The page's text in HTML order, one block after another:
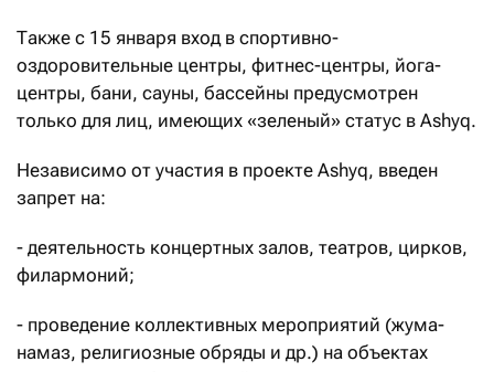
Также с 15 января вход в спортивно-
оздоровительные центры, фитнес-центры, йога-
центры, бани, сауны, бассейны предусмотрен
только для лиц, имеющих «зеленый» статус в Ashyq.
Независимо от участия в проекте Ashyq, введен
запрет на:
- деятельность концертных залов, театров, цирков,
филармоний;
- проведение коллективных мероприятий (жума-
намаз, религиозные обряды и др.) на объектах